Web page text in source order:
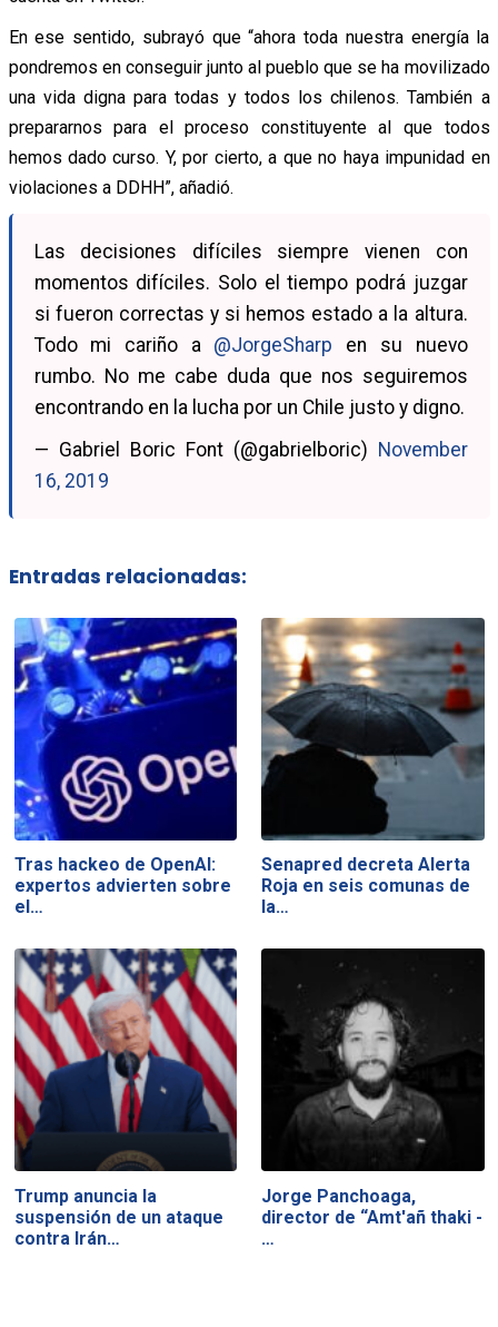
En ese sentido, subrayó que “ahora toda nuestra energía la
pondremos en conseguir junto al pueblo que se ha movilizado
una vida digna para todas y todos los chilenos. También a
prepararnos para el proceso constituyente al que todos
hemos dado curso. Y, por cierto, a que no haya impunidad en
violaciones a DDHH”, añadió.
Las decisiones difíciles siempre vienen con
momentos difíciles. Solo el tiempo podrá juzgar
si fueron correctas y si hemos estado a la altura.
Todo mi cariño a @JorgeSharp en su nuevo
rumbo. No me cabe duda que nos seguiremos
encontrando en la lucha por un Chile justo y digno.
— Gabriel Boric Font (@gabrielboric) November
16, 2019
Entradas relacionadas:
Tras hackeo de OpenAI:
expertos advierten sobre
el…
Senapred decreta Alerta
Roja en seis comunas de
la…
Trump anuncia la
suspensión de un ataque
contra Irán…
Jorge Panchoaga,
director de “Amt'añ thaki -
…